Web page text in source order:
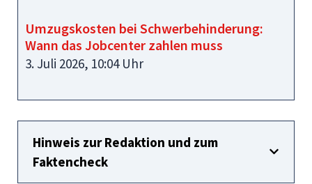
Umzugskosten bei Schwerbehinderung:
Wann das Jobcenter zahlen muss
3. Juli 2026, 10:04 Uhr
Hinweis zur Redaktion und zum
Faktencheck